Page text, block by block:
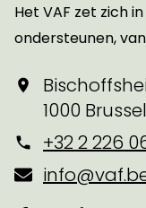
Het VAF zet zich
ondersteunen,
1000 Brussel
+32 2 226